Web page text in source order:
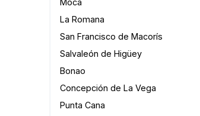
La Romana
San Francisco de Macorís
Salvaleón de Higüey
Bonao
Concepción de La Vega
Punta Cana